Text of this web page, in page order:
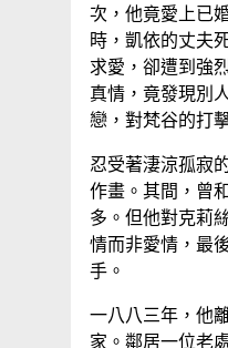
次，他竟愛上已
時，凱依的丈夫
求愛，卻遭到強
真情，竟發現別
戀，對梵谷的打
忍受著淒涼孤寂
作畫。其間，曾
多。但他對克莉
情而非愛情，最
手。
一八八三年，他
家。鄰居一位老